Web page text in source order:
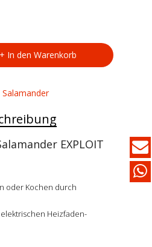
In den Warenkorb
Salamander
EXPLOIT
oder Kochen durch
Heizfaden-